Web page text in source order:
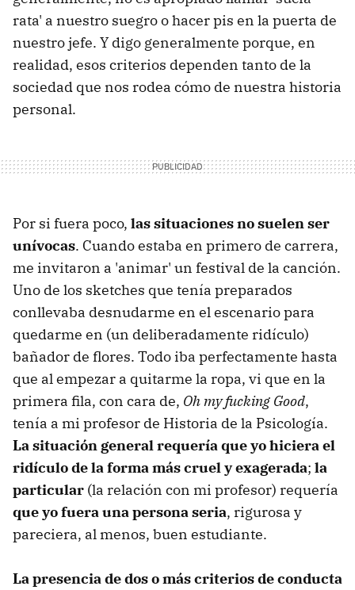
rata' a nuestro suegro o hacer pis en la puerta de
nuestro jefe. Y digo generalmente porque, en
realidad, esos criterios dependen tanto de la
sociedad que nos rodea cómo de nuestra historia
personal.
Por si fuera poco, las situaciones no suelen ser
unívocas. Cuando estaba en primero de carrera,
me invitaron a 'animar' un festival de la canción.
Uno de los sketches que tenía preparados
conllevaba desnudarme en el escenario para
quedarme en (un deliberadamente ridículo)
bañador de flores. Todo iba perfectamente hasta
que al empezar a quitarme la ropa, vi que en la
primera fila, con cara de, Oh my fucking Good,
tenía a mi profesor de Historia de la Psicología.
La situación general requería que yo hiciera el
ridículo de la forma más cruel y exagerada; la
particular (la relación con mi profesor) requería
que yo fuera una persona seria, rigurosa y
pareciera, al menos, buen estudiante.
La presencia de dos o más criterios de conducta